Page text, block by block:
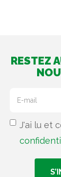
RESTEZ
J'ai lu et